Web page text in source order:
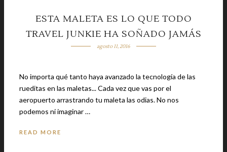
ESTA MALETA ES LO QUE TODO
TRAVEL JUNKIE HA SOÑADO JAMÁS
agosto 11, 2016
No importa qué tanto haya avanzado la tecnología de las
rueditas en las maletas... Cada vez que vas por el
aeropuerto arrastrando tu maleta las odias. No nos
podemos ni imaginar …
READ MORE